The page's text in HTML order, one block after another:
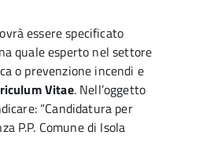
essere specificato
quale esperto nel settore
o prevenzione incendi e
Vitae. Nell’oggetto
“Candidatura per
P.P. Comune di Isola